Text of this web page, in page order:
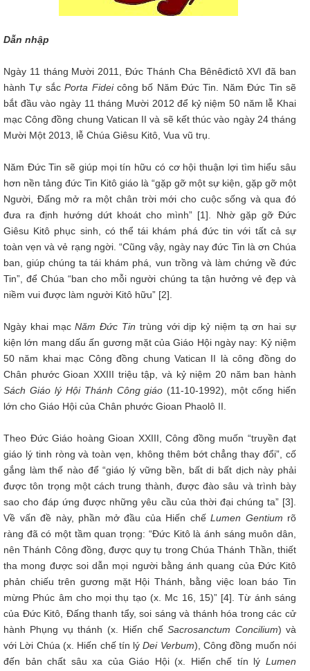
Dẫn nhập
Ngày 11 tháng Mười 2011, Đức Thánh Cha Bênêđictô XVI đã ban
hành Tự sắcPorta Fideicông bố Năm Đức Tin. Năm Đức Tin sẽ
bắt đầu vào ngày 11 tháng Mười 2012 để kỷ niệm 50 năm lễ Khai
mạc Công đồng chung Vatican II và sẽ kết thúc vào ngày 24 tháng
Mười Một 2013, lễ Chúa Giêsu Kitô, Vua vũ trụ.
Năm Đức Tin sẽ giúp mọi tín hữu có cơ hội thuận lợi tìm hiểu sâu
hơn nền tảng đức Tin Kitô giáo là “gặp gỡ một sự kiện, gặp gỡ một
Người, Đấng mở ra một chân trời mới cho cuộc sống và qua đó
đưa ra định hướng dứt khoát cho mình” [1]. Nhờ gặp gỡ Đức
Giêsu Kitô phục sinh, có thể tái khám phá đức tin với tất cả sự
toàn vẹn và vẻ rạng ngời. “Cũng vậy, ngày nay đức Tin là ơn Chúa
ban, giúp chúng ta tái khám phá, vun trồng và làm chứng về đức
Tin”, để Chúa “ban cho mỗi người chúng ta tận hưởng vẻ đẹp và
niềm vui được làm người Kitô hữu” [2].
Ngày khai mạcNăm Đức Tin trùng với dịp kỷ niệm tạ ơn hai sự
kiện lớn mang dấu ấn gương mặt của Giáo Hội ngày nay: Kỷ niệm
50 năm khai mạc Công đồng chung Vatican II là công đồng do
Chân phước Gioan XXIII triệu tập, và kỷ niệm 20 năm ban hành
Sách Giáo lý Hội Thánh Công giáo (11-10-1992), một cống hiến
lớn cho Giáo Hội của Chân phước Gioan Phaolô II.
Theo Đức Giáo hoàng Gioan XXIII, Công đồng muốn “truyền đạt
giáo lý tinh ròng và toàn vẹn, không thêm bớt chẳng thay đổi”, cố
gắng làm thế nào để “giáo lý vững bền, bất di bất dịch này phải
được tôn trọng một cách trung thành, được đào sâu và trình bày
sao cho đáp ứng được những yêu cầu của thời đại chúng ta” [3].
Về vấn đề này, phần mở đầu của Hiến chế Lumen Gentium rõ
ràng đã có một tầm quan trọng: “Đức Kitô là ánh sáng muôn dân,
nên Thánh Công đồng, được quy tụ trong Chúa Thánh Thần, thiết
tha mong được soi dẫn mọi người bằng ánh quang của Đức Kitô
phản chiếu trên gương mặt Hội Thánh, bằng việc loan báo Tin
mừng Phúc âm cho mọi thụ tạo (x. Mc 16, 15)” [4]. Từ ánh sáng
của Đức Kitô, Đấng thanh tẩy, soi sáng và thánh hóa trong các cử
hành Phụng vụ thánh (x. Hiến chếSacrosanctum Concilium) và
với Lời Chúa (x. Hiến chế tín lýDei Verbum), Công đồng muốn nói
đến bản chất sâu xa của Giáo Hội (x. Hiến chế tín lý Lumen